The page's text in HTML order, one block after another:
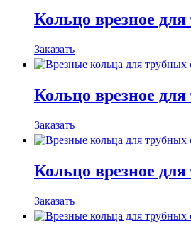
Кольцо врезное
Заказать
Кольцо врезное
Заказать
Кольцо врезное
Заказать